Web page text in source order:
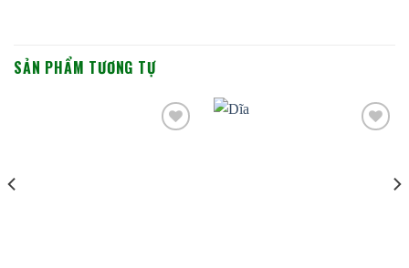
SẢN PHẨM TƯƠNG TỰ